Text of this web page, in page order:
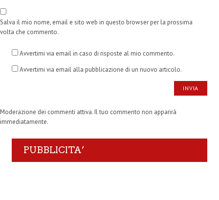
Salva il mio nome, email e sito web in questo browser per la prossima
volta che commento.
Avvertimi via email in caso di risposte al mio commento.
Avvertimi via email alla pubblicazione di un nuovo articolo.
Moderazione dei commenti attiva. Il tuo commento non apparirà
immediatamente.
PUBBLICITA’